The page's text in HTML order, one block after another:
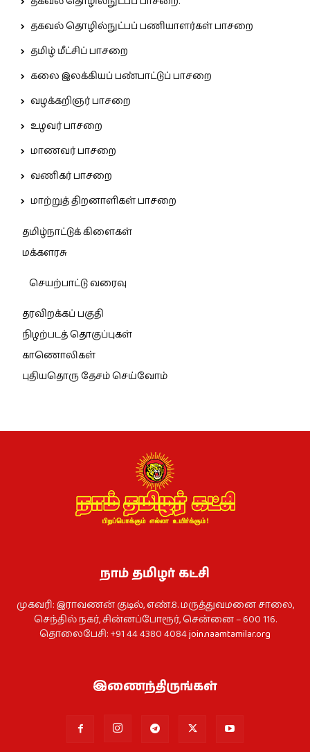
தகவல் தொழில்நுட்பப் பணியாளர்கள் பாசறை
தமிழ் மீட்சிப் பாசறை
கலை இலக்கியப் பண்பாட்டுப் பாசறை
வழக்கறிஞர் பாசறை
உழவர் பாசறை
மாணவர் பாசறை
வணிகர் பாசறை
மாற்றுத் திறனாளிகள் பாசறை
தமிழ்நாட்டுக் கிளைகள்
மக்களரசு
செயற்பாட்டு வரைவு
தரவிறக்கப் பகுதி
நிழற்படத் தொகுப்புகள்
காணொலிகள்
புதியதொரு தேசம் செய்வோம்
நாம் தமிழர் கட்சி
முகவரி: இராவணன் குடில், எண்.8. மருத்துவமனை சாலை,
செந்தில் நகர், சின்னப்போரூர், சென்னை – 600 116.
தொலைபேசி: +91 44 4380 4084join.naamtamilar.org
இணைந்திருங்கள்